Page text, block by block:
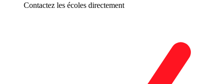
Contactez les écoles directement